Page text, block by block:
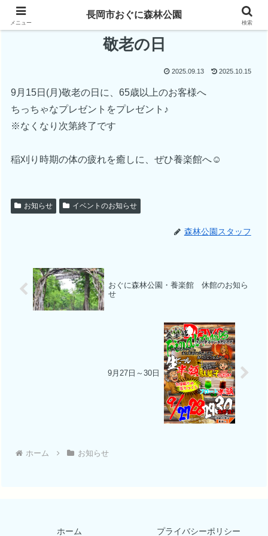
敬老の日
2025.09.13 2025.10.15
9月15日(月)敬老の日に、65歳以上のお客様へ
ちっちゃなプレゼントをプレゼント♪
※なくなり次第終了です
稲刈り時期の体の疲れを癒しに、ぜひ養楽館へ☺
お知らせ イベントのお知らせ
森林公園スタッフ
おぐに森林公園・養楽館 休館のお知ら
せ
9月27日～30日
ホーム お知らせ
ホーム プライバシーポリシー
メニュー
長岡市おぐに森林公園
検索